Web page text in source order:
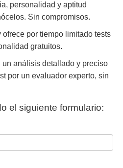
personalidad y aptitud
Sin compromisos.
por tiempo limitado tests
gratuitos.
análisis detallado y preciso
por un evaluador experto, sin
el siguiente formulario: